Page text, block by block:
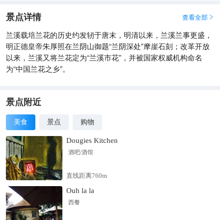
景点详情 查看全部 
兰溪载培兰花的历史约发轫于唐末，明清以来，兰溪兰事更盛，
明正德皇帝朱厚照在兰阴山御题“兰阴深处”摩崖石刻；改革开放
以来，兰溪又将兰花定为“兰溪市花”，并被国家权威机构命名
为“中国兰花之乡”。
景点附近
美食 景点 购物
Dougies Kitchen
酒吧/酒馆
直线距离760m
Ouh la la
西餐